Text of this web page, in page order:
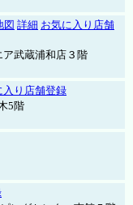
図 詳細 お気に入り店舗
武蔵浦和店３階
入り店舗登録
5階